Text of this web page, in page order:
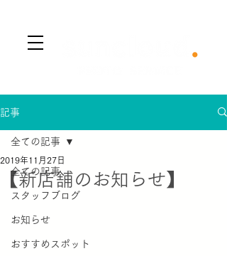
記事
全ての記事
スタッフブログ
お知らせ
おすすめスポット
全ての記事
【新店舗のお知らせ】
2019年11月27日